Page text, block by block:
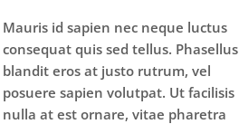
Mauris id sapien nec neque luctus
consequat quis sed tellus. Phasellus
blandit eros at justo rutrum, vel
posuere sapien volutpat. Ut facilisis
nulla at est ornare, vitae pharetra